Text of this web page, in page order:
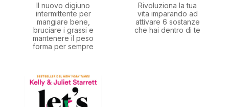
Il nuovo digiuno
intermittente per
mangiare bene,
bruciare i grassi e
mantenere il peso
forma per sempre
Rivoluziona la tua
vita imparando ad
attivare 6 sostanze
che hai dentro di te